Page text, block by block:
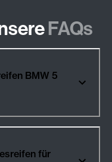
FAQs
BMW 5
für